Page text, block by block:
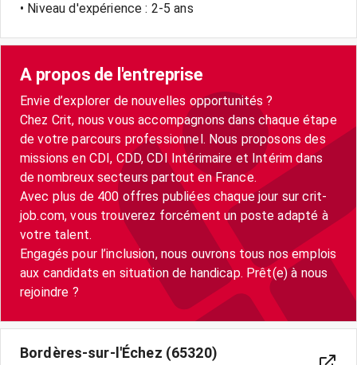
• Niveau d'expérience : 2-5 ans
A propos de l'entreprise
Envie d’explorer de nouvelles opportunités ?
Chez Crit, nous vous accompagnons dans chaque étape
de votre parcours professionnel. Nous proposons des
missions en CDI, CDD, CDI Intérimaire et Intérim dans
de nombreux secteurs partout en France.
Avec plus de 400 offres publiées chaque jour sur crit-
job.com, vous trouverez forcément un poste adapté à
votre talent.
Engagés pour l’inclusion, nous ouvrons tous nos emplois
aux candidats en situation de handicap. Prêt(e) à nous
Bordères-sur-l'Échez (65320)